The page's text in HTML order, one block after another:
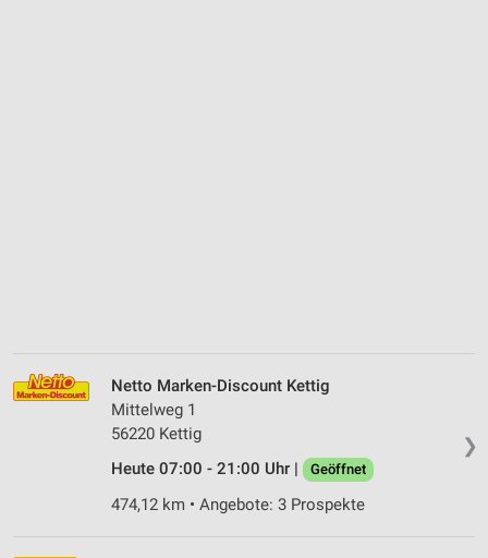
❯
Netto Marken-Discount Kettig
Mittelweg 1
56220 Kettig
Heute 07:00 - 21:00 Uhr |
Geöffnet
474,12 km • Angebote: 3 Prospekte